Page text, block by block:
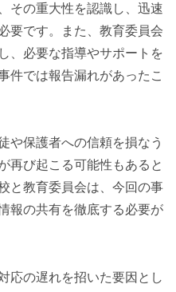
その重大性を認識し、迅速
要です。また、教育委員会
、必要な指導やサポートを
件では報告漏れがあったこ
や保護者への信頼を損なう
再び起こる可能性もあると
と教育委員会は、今回の事
報の共有を徹底する必要が
応の遅れを招いた要因とし